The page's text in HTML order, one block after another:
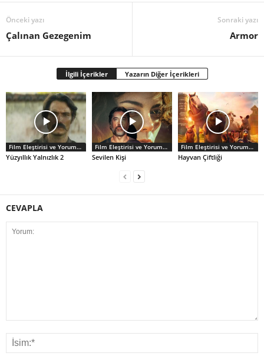
Önceki yazı
Çalınan Gezegenim
Sonraki yazı
Armor
İlgili İçerikler Yazarın Diğer İçerikleri
Film Eleştirisi ve Yorumlar
Yüzyıllık Yalnızlık 2
Film Eleştirisi ve Yorumlar
Sevilen Kişi
Film Eleştirisi ve Yorumlar
Hayvan Çiftliği
CEVAPLA